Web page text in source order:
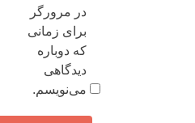
در مرورگر
برای زمانی
که دوباره
دیدگاهی
می‌نویسم.